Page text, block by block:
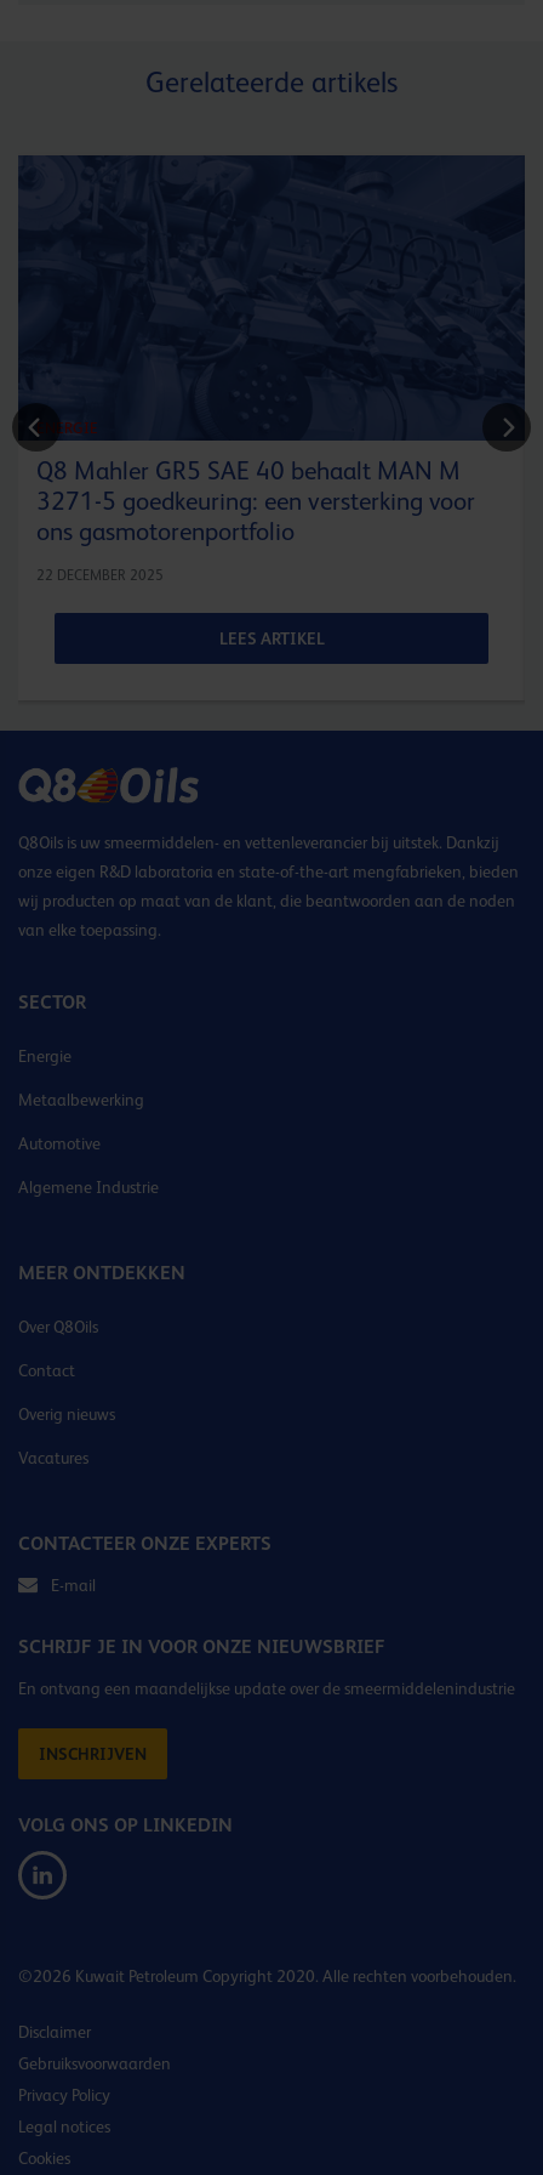
Gerelateerde artikels
ENERGIE
Q8 Mahler GR5 SAE 40 behaalt MAN M
3271-5 goedkeuring: een versterking voor
ons gasmotorenportfolio
22 DECEMBER 2025
LEES ARTIKEL
Q8Oils is uw smeermiddelen- en vettenleverancier bij uitstek. Dankzij
onze eigen R&D laboratoria en state-of-the-art mengfabrieken, bieden
wij producten op maat van de klant, die beantwoorden aan de noden
van elke toepassing.
SECTOR
Energie
Metaalbewerking
Automotive
Algemene Industrie
MEER ONTDEKKEN
Over Q8Oils
Contact
Overig nieuws
Vacatures
CONTACTEER ONZE EXPERTS
E-mail
SCHRIJF JE IN VOOR ONZE NIEUWSBRIEF
En ontvang een maandelijkse update over de smeermiddelenindustrie
INSCHRIJVEN
VOLG ONS OP LINKEDIN
©2026 Kuwait Petroleum Copyright 2020. Alle rechten voorbehouden.
Disclaimer
Gebruiksvoorwaarden
Privacy Policy
Legal notices
Cookies